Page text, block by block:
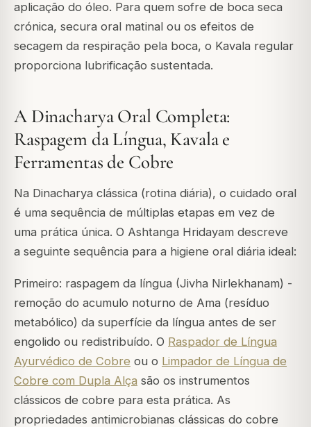
aplicação do óleo. Para quem sofre de boca seca
crónica, secura oral matinal ou os efeitos de
secagem da respiração pela boca, o Kavala regular
proporciona lubrificação sustentada.
A Dinacharya Oral Completa:
Raspagem da Língua, Kavala e
Ferramentas de Cobre
Na Dinacharya clássica (rotina diária), o cuidado oral
é uma sequência de múltiplas etapas em vez de
uma prática única. O Ashtanga Hridayam descreve
a seguinte sequência para a higiene oral diária ideal:
Primeiro: raspagem da língua (Jivha Nirlekhanam) -
remoção do acumulo noturno de Ama (resíduo
metabólico) da superfície da língua antes de ser
engolido ou redistribuído. O Raspador de Língua
Ayurvédico de Cobre ou o Limpador de Língua de
Cobre com Dupla Alça são os instrumentos
clássicos de cobre para esta prática. As
propriedades antimicrobianas clássicas do cobre